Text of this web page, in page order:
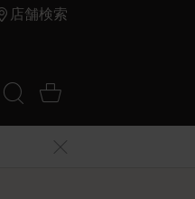
店舗検索
イン
検索 (キーワード
カート 0 アイ
メニューを閉じる